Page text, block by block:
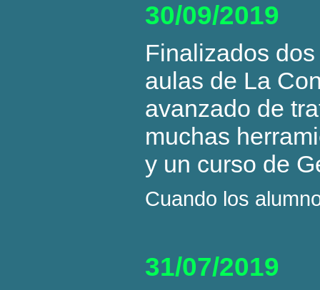
30/09/2019
Finalizados
aulas de La
avanzado de
muchas
y un curso de
Cuando los
31/07/2019